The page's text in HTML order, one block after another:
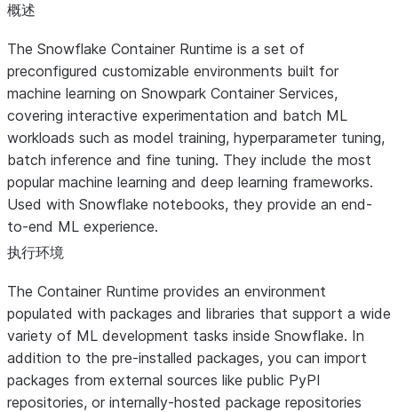
概述
The Snowflake Container Runtime is a set of
preconfigured customizable environments built for
machine learning on Snowpark Container Services,
covering interactive experimentation and batch ML
workloads such as model training, hyperparameter tuning,
batch inference and fine tuning. They include the most
popular machine learning and deep learning frameworks.
Used with Snowflake notebooks, they provide an end-
to-end ML experience.
执行环境
The Container Runtime provides an environment
populated with packages and libraries that support a wide
variety of ML development tasks inside Snowflake. In
addition to the pre-installed packages, you can import
packages from external sources like public PyPI
repositories, or internally-hosted package repositories